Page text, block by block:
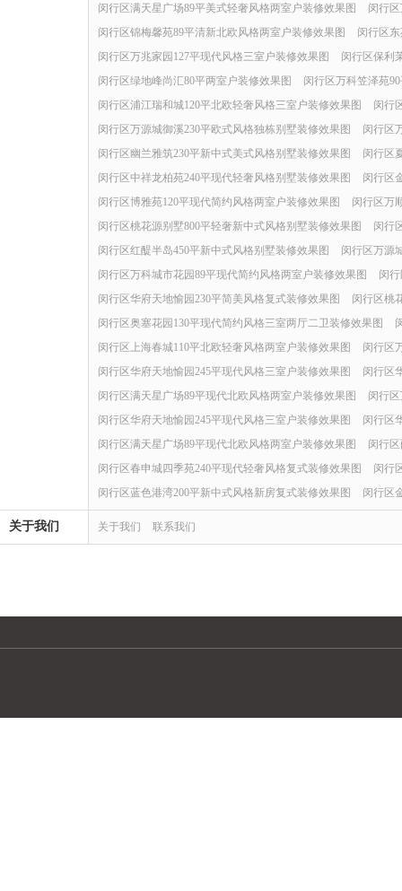
闵行区满天星广场89平美式轻奢风格两室户装修效果图
闵行
闵行区锦梅馨苑89平清新北欧风格两室户装修效果图
闵行区
闵行区万兆家园127平现代风格三室户装修效果图
闵行区保利
闵行区绿地峰尚汇80平两室户装修效果图
闵行区万科笠泽苑
闵行区浦江瑞和城120平北欧轻奢风格三室户装修效果图
闵行
闵行区万源城御溪230平欧式风格独栋别墅装修效果图
闵行区
闵行区幽兰雅筑230平新中式美式风格别墅装修效果图
闵行区
闵行区中祥龙柏苑240平现代轻奢风格别墅装修效果图
闵行区
闵行区博雅苑120平现代简约风格两室户装修效果图
闵行区万
闵行区桃花源别墅800平轻奢新中式风格别墅装修效果图
闵行
闵行区红醍半岛450平新中式风格别墅装修效果图
闵行区万源
闵行区万科城市花园89平现代简约风格两室户装修效果图
闵
闵行区华府天地愉园230平简美风格复式装修效果图
闵行区桃
闵行区奥塞花园130平现代简约风格三室两厅二卫装修效果图
闵行区上海春城110平北欧轻奢风格两室户装修效果图
闵行区
闵行区华府天地愉园245平现代风格三室户装修效果图
闵行区
闵行区满天星广场89平现代北欧风格两室户装修效果图
闵行
闵行区华府天地愉园245平现代风格三室户装修效果图
闵行区
闵行区满天星广场89平现代北欧风格两室户装修效果图
闵行
闵行区春申城四季苑240平现代轻奢风格复式装修效果图
闵行
闵行区蓝色港湾200平新中式风格新房复式装修效果图
闵行区
关于我们 关于我们 联系我们